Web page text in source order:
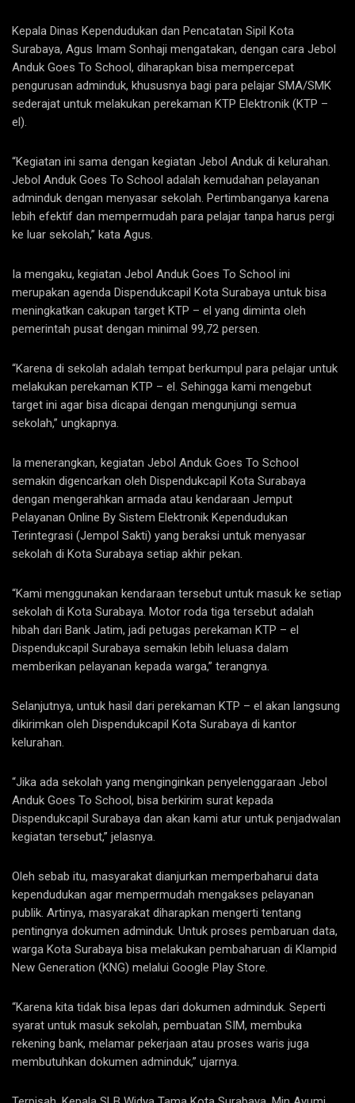
Kepala Dinas Kependudukan dan Pencatatan Sipil Kota
Surabaya, Agus Imam Sonhaji mengatakan, dengan cara Jebol
Anduk Goes To School, diharapkan bisa mempercepat
pengurusan adminduk, khususnya bagi para pelajar SMA/SMK
sederajat untuk melakukan perekaman KTP Elektronik (KTP –
el).
“Kegiatan ini sama dengan kegiatan Jebol Anduk di kelurahan.
Jebol Anduk Goes To School adalah kemudahan pelayanan
adminduk dengan menyasar sekolah. Pertimbanganya karena
lebih efektif dan mempermudah para pelajar tanpa harus pergi
ke luar sekolah,” kata Agus.
Ia mengaku, kegiatan Jebol Anduk Goes To School ini
merupakan agenda Dispendukcapil Kota Surabaya untuk bisa
meningkatkan cakupan target KTP – el yang diminta oleh
pemerintah pusat dengan minimal 99,72 persen.
“Karena di sekolah adalah tempat berkumpul para pelajar untuk
melakukan perekaman KTP – el. Sehingga kami mengebut
target ini agar bisa dicapai dengan mengunjungi semua
sekolah,” ungkapnya.
Ia menerangkan, kegiatan Jebol Anduk Goes To School
semakin digencarkan oleh Dispendukcapil Kota Surabaya
dengan mengerahkan armada atau kendaraan Jemput
Pelayanan Online By Sistem Elektronik Kependudukan
Terintegrasi (Jempol Sakti) yang beraksi untuk menyasar
sekolah di Kota Surabaya setiap akhir pekan.
“Kami menggunakan kendaraan tersebut untuk masuk ke setiap
sekolah di Kota Surabaya. Motor roda tiga tersebut adalah
hibah dari Bank Jatim, jadi petugas perekaman KTP – el
Dispendukcapil Surabaya semakin lebih leluasa dalam
memberikan pelayanan kepada warga,” terangnya.
Selanjutnya, untuk hasil dari perekaman KTP – el akan langsung
dikirimkan oleh Dispendukcapil Kota Surabaya di kantor
kelurahan.
“Jika ada sekolah yang menginginkan penyelenggaraan Jebol
Anduk Goes To School, bisa berkirim surat kepada
Dispendukcapil Surabaya dan akan kami atur untuk penjadwalan
kegiatan tersebut,” jelasnya.
Oleh sebab itu, masyarakat dianjurkan memperbaharui data
kependudukan agar mempermudah mengakses pelayanan
publik. Artinya, masyarakat diharapkan mengerti tentang
pentingnya dokumen adminduk. Untuk proses pembaruan data,
warga Kota Surabaya bisa melakukan pembaharuan di Klampid
New Generation (KNG) melalui Google Play Store.
“Karena kita tidak bisa lepas dari dokumen adminduk. Seperti
syarat untuk masuk sekolah, pembuatan SIM, membuka
rekening bank, melamar pekerjaan atau proses waris juga
membutuhkan dokumen adminduk,” ujarnya.